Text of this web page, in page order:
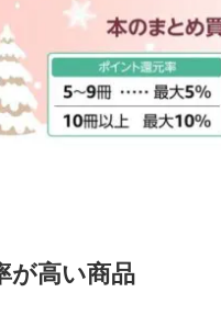
が高い商品